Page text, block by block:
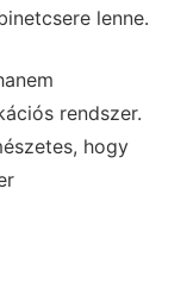
lenne.
rendszer.
hogy